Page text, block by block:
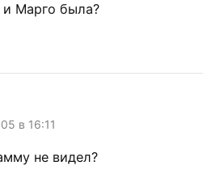
Марго была?
в 16:11
не видел?